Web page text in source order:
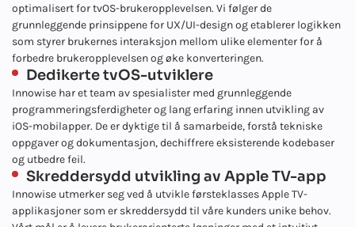
optimalisert for tvOS-brukeropplevelsen. Vi følger de
grunnleggende prinsippene for UX/UI-design og etablerer logikken
som styrer brukernes interaksjon mellom ulike elementer for å
forbedre brukeropplevelsen og øke konverteringen.
Dedikerte tvOS-utviklere
Innowise har et team av spesialister med grunnleggende
programmeringsferdigheter og lang erfaring innen utvikling av
iOS-mobilapper. De er dyktige til å samarbeide, forstå tekniske
oppgaver og dokumentasjon, dechiffrere eksisterende kodebaser
og utbedre feil.
Skreddersydd utvikling av Apple TV-app
Innowise utmerker seg ved å utvikle førsteklasses Apple TV-
applikasjoner som er skreddersydd til våre kunders unike behov.